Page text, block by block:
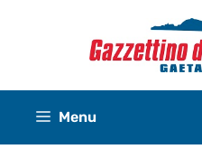
Menu